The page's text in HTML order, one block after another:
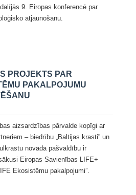
9. Eiropas konferencē par
atjaunošanu.
PROJEKTS PAR
PAKALPOJUMU
aizsardzības pārvalde kopīgi ar
– biedrību „Baltijas krasti” un
novada pašvaldību ir
Eiropas Savienības LIFE+
Ekosistēmu pakalpojumi”.